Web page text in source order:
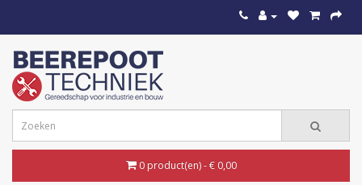
0 product(en) - € 0,00